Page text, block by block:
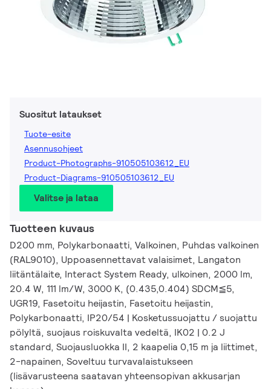
Suositut lataukset
Tuote-esite
Asennusohjeet
Product-Photographs-910505103612_EU
Product-Diagrams-910505103612_EU
Valitse ja lataa
Tuotteen kuvaus
D200 mm, Polykarbonaatti, Valkoinen, Puhdas valkoinen
(RAL9010), Uppoasennettavat valaisimet, Langaton
liitäntälaite, Interact System Ready, ulkoinen, 2000 lm,
20.4 W, 111 lm/W, 3000 K, (0.435,0.404) SDCM≦5,
UGR19, Fasetoitu heijastin, Fasetoitu heijastin,
Polykarbonaatti, IP20/54 | Kosketussuojattu / suojattu
pölyltä, suojaus roiskuvalta vedeltä, IK02 | 0.2 J
standard, Suojausluokka II, 2 kaapelia 0,15 m ja liittimet,
2-napainen, Soveltuu turvavalaistukseen
(lisävarusteena saatavan yhteensopivan akkusarjan